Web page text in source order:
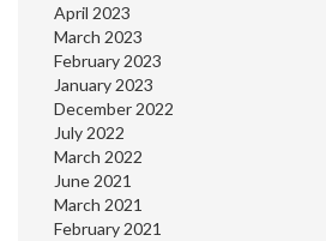
April 2023
March 2023
February 2023
January 2023
December 2022
July 2022
March 2022
June 2021
March 2021
February 2021